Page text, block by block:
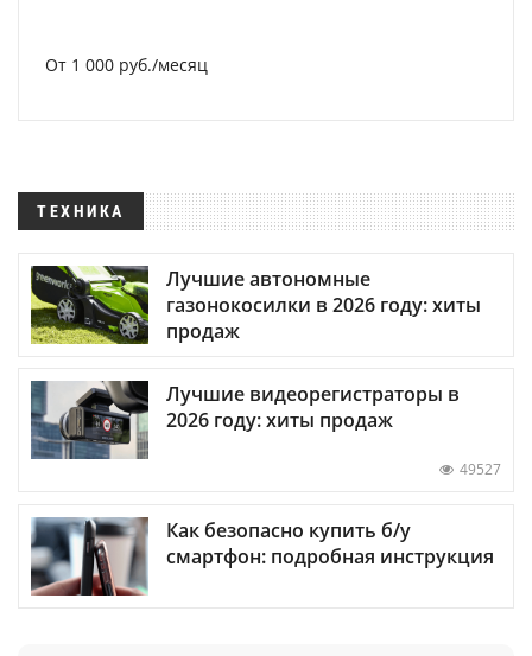
От 1 000 руб./месяц
ТЕХНИКА
Лучшие автономные
газонокосилки в 2026 году: хиты
продаж
Лучшие видеорегистраторы в
2026 году: хиты продаж
49527
Как безопасно купить б/у
смартфон: подробная инструкция